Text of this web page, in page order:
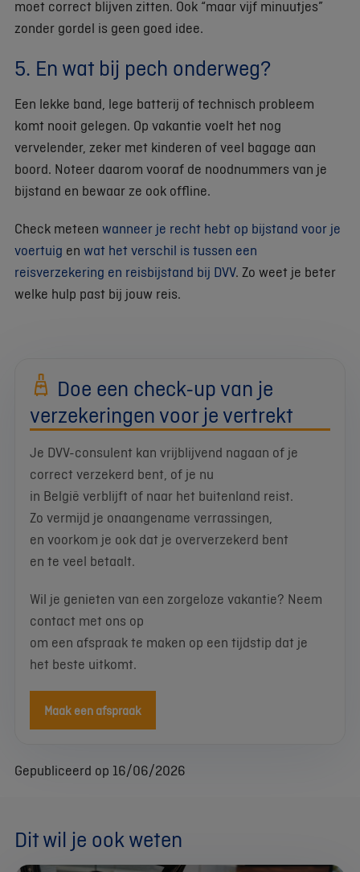
moet correct blijven zitten. Ook “maar vijf minuutjes”
zonder gordel is geen goed idee.
5. En wat bij pech onderweg?
Een lekke band, lege batterij of technisch probleem
komt nooit gelegen. Op vakantie voelt het nog
vervelender, zeker met kinderen of veel bagage aan
boord. Noteer daarom vooraf de noodnummers van je
bijstand en bewaar ze ook offline.
Check meteen wanneer je recht hebt op bijstand voor je
voertuig en wat het verschil is tussen een
reisverzekering en reisbijstand bij DVV. Zo weet je beter
welke hulp past bij jouw reis.
Doe een check-up van je
verzekeringen voor je vertrekt
Je DVV-consulent kan vrijblijvend nagaan of je
correct verzekerd bent, of je nu
in België verblijft of naar het buitenland reist.
Zo vermijd je onaangename verrassingen,
en voorkom je ook dat je oververzekerd bent
en te veel betaalt.
Wil je genieten van een zorgeloze vakantie? Neem
contact met ons op
om een afspraak te maken op een tijdstip dat je
het beste uitkomt.
Maak een afspraak
Gepubliceerd op 16/06/2026
Dit wil je ook weten